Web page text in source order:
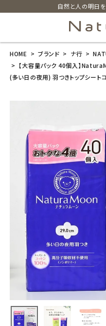
自然と人の明日を
【大容量パック
40個入】Natur
aMoon(ナチュ
ラムーン) 生理
用ナプキン (多
い日の夜用)
羽つきトップシ
ートコットン10
2,024 (税込)
ホーム
新商品
HOME ブランド ナ行
【大容量パック 40個入】
(多い日の夜用) 羽つきトップシート